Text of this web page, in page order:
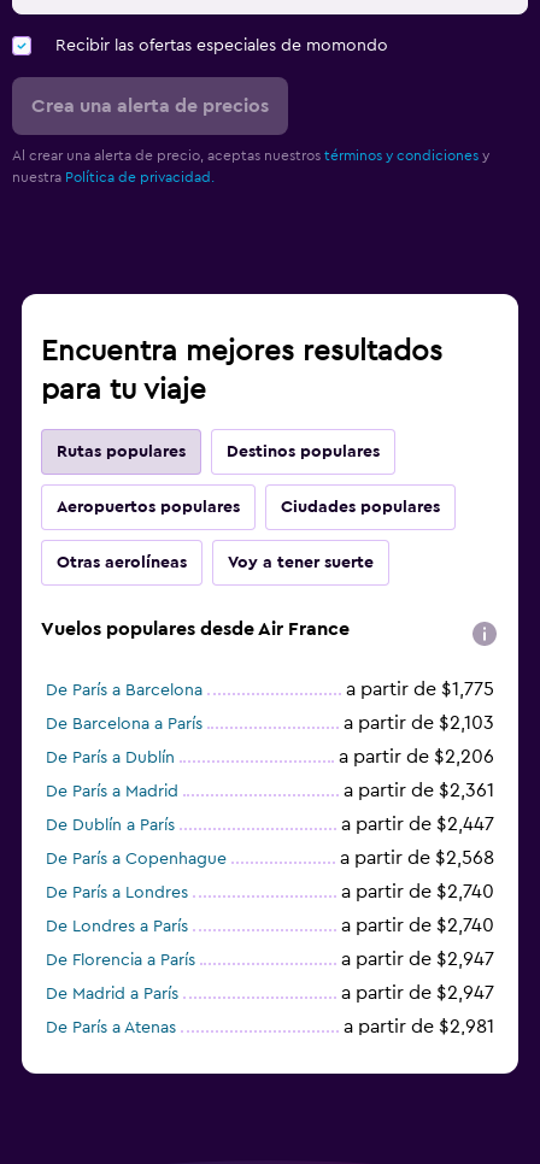
Recibir las ofertas especiales de momondo
Crea una alerta de precios
Al crear una alerta de precio, aceptas nuestros términos y condiciones y
nuestra Política de privacidad.
Encuentra mejores resultados
para tu viaje
Rutas populares Destinos populares
Aeropuertos populares Ciudades populares
Otras aerolíneas Voy a tener suerte
Vuelos populares desde Air France
De París a Barcelona a partir de $1,775
De Barcelona a París a partir de $2,103
De París a Dublín a partir de $2,206
De París a Madrid a partir de $2,361
De Dublín a París a partir de $2,447
De París a Copenhague a partir de $2,568
De París a Londres a partir de $2,740
De Londres a París a partir de $2,740
De Florencia a París a partir de $2,947
De Madrid a París a partir de $2,947
De París a Atenas a partir de $2,981